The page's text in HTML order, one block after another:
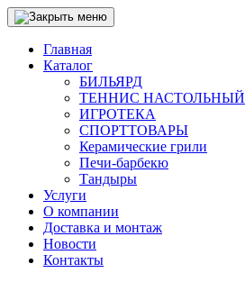
Главная
Каталог
БИЛЬЯРД
ТЕННИС НАСТОЛЬНЫЙ
ИГРОТЕКА
СПОРТТОВАРЫ
Керамические грили
Печи-барбекю
Тандыры
Услуги
О компании
Доставка и монтаж
Новости
Контакты